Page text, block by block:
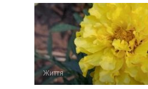
Життя